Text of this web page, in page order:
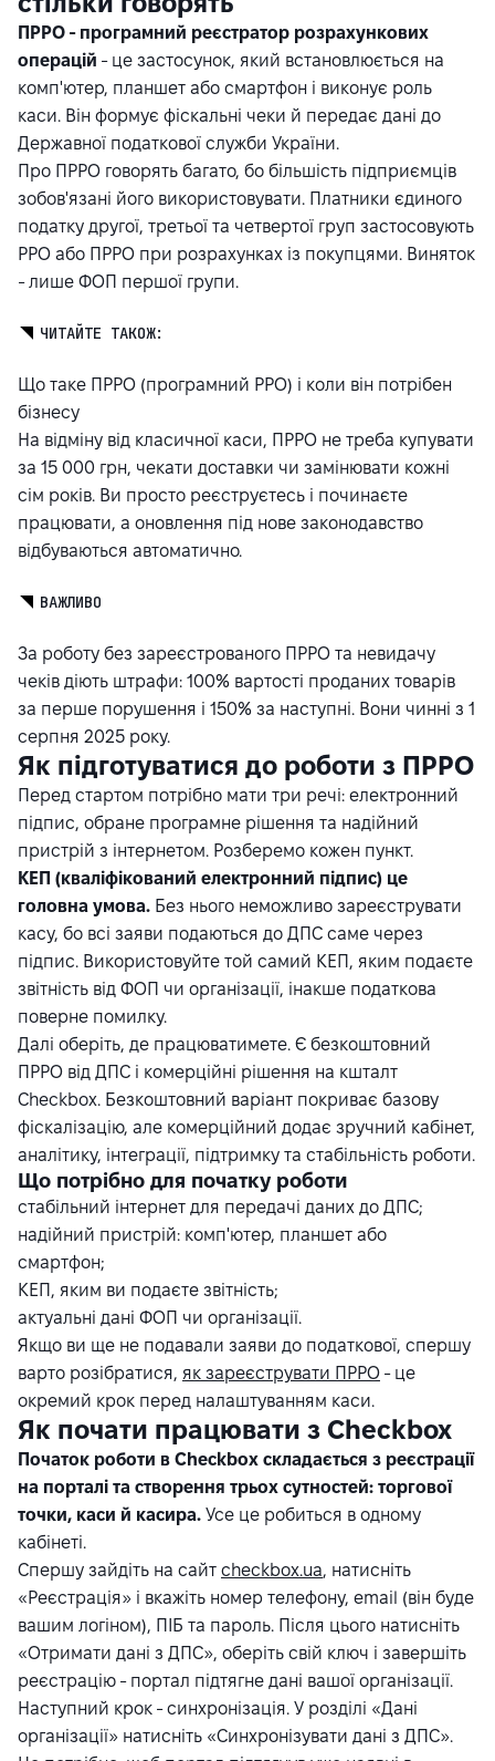
ПРРО - програмний реєстратор розрахункових
операцій - це застосунок, який встановлюється на
комп'ютер, планшет або смартфон і виконує роль
каси. Він формує фіскальні чеки й передає дані до
Державної податкової служби України.
Про ПРРО говорять багато, бо більшість підприємців
зобов'язані його використовувати. Платники єдиного
податку другої, третьої та четвертої груп застосовують
РРО або ПРРО при розрахунках із покупцями. Виняток
- лише ФОП першої групи.
ЧИТАЙТЕ ТАКОЖ:
Що таке ПРРО (програмний РРО) і коли він потрібен
бізнесу
На відміну від класичної каси, ПРРО не треба купувати
за 15 000 грн, чекати доставки чи замінювати кожні
сім років. Ви просто реєструєтесь і починаєте
працювати, а оновлення під нове законодавство
відбуваються автоматично.
ВАЖЛИВО
За роботу без зареєстрованого ПРРО та невидачу
чеків діють штрафи: 100% вартості проданих товарів
за перше порушення і 150% за наступні. Вони чинні з 1
серпня 2025 року.
Як підготуватися до роботи з ПРРО
Перед стартом потрібно мати три речі: електронний
підпис, обране програмне рішення та надійний
пристрій з інтернетом. Розберемо кожен пункт.
КЕП (кваліфікований електронний підпис) це
головна умова. Без нього неможливо зареєструвати
касу, бо всі заяви подаються до ДПС саме через
підпис. Використовуйте той самий КЕП, яким подаєте
звітність від ФОП чи організації, інакше податкова
поверне помилку.
Далі оберіть, де працюватимете. Є безкоштовний
ПРРО від ДПС і комерційні рішення на кшталт
Checkbox. Безкоштовний варіант покриває базову
фіскалізацію, але комерційний додає зручний кабінет,
аналітику, інтеграції, підтримку та стабільність роботи.
Що потрібно для початку роботи
стабільний інтернет для передачі даних до ДПС;
надійний пристрій: комп'ютер, планшет або
смартфон;
КЕП, яким ви подаєте звітність;
актуальні дані ФОП чи організації.
Якщо ви ще не подавали заяви до податкової, спершу
варто розібратися, як зареєструвати ПРРО - це
окремий крок перед налаштуванням каси.
Як почати працювати з Checkbox
Початок роботи в Checkbox складається з реєстрації
на порталі та створення трьох сутностей: торгової
точки, каси й касира. Усе це робиться в одному
кабінеті.
Спершу зайдіть на сайт checkbox.ua, натисніть
«Реєстрація» і вкажіть номер телефону, email (він буде
вашим логіном), ПІБ та пароль. Після цього натисніть
«Отримати дані з ДПС», оберіть свій ключ і завершіть
реєстрацію - портал підтягне дані вашої організації.
Наступний крок - синхронізація. У розділі «Дані
організації» натисніть «Синхронізувати дані з ДПС».